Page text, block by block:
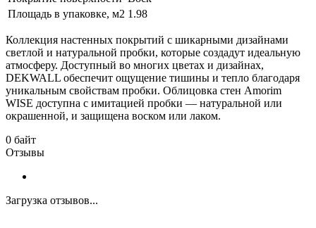
Площадь в упаковке, м2 1.98
Коллекция настенных покрытий с шикарными дизайнами
светлой и натуральной пробки, которые создадут идеальную
атмосферу. Доступный во многих цветах и дизайнах,
DEKWALL обеспечит ощущение тишины и тепло благодаря
уникальным свойствам пробки. Облицовка стен Amorim
WISE доступна с имитацией пробки — натуральной или
окрашенной, и защищена воском или лаком.
0 байт
Отзывы
Загрузка отзывов...